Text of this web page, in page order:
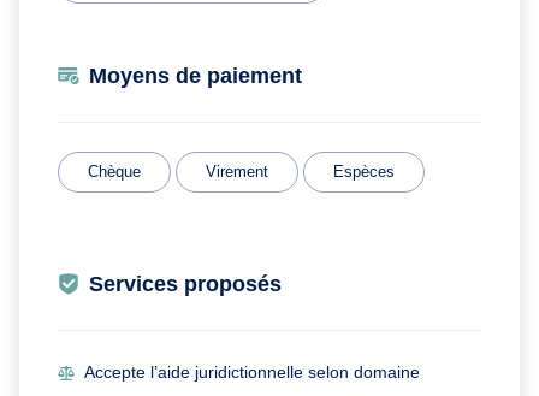
Moyens de paiement
Chèque Virement Espèces
Services proposés
Accepte l’aide juridictionnelle selon domaine